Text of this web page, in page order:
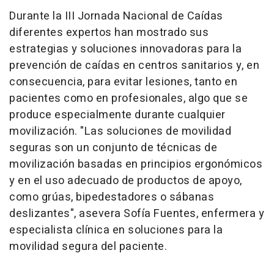
Durante la III Jornada Nacional de Caídas
diferentes expertos han mostrado sus
estrategias y soluciones innovadoras para la
prevención de caídas en centros sanitarios y, en
consecuencia, para evitar lesiones, tanto en
pacientes como en profesionales, algo que se
produce especialmente durante cualquier
movilización. "Las soluciones de movilidad
seguras son un conjunto de técnicas de
movilización basadas en principios ergonómicos
y en el uso adecuado de productos de apoyo,
como grúas, bipedestadores o sábanas
deslizantes", asevera Sofía Fuentes, enfermera y
especialista clínica en soluciones para la
movilidad segura del paciente.